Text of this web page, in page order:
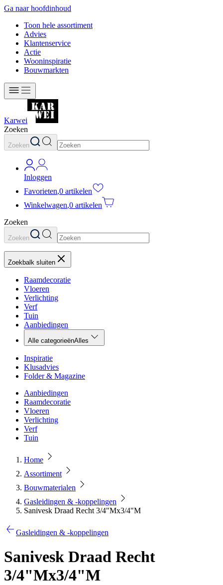
Ga naar hoofdinhoud
Toon hele assortiment
Advies
Klantenservice
Actie
Wooninspiratie
Bouwmarkten
Karwei
Zoeken
Zoeken
Inloggen
Favorieten,0 artikelen
Winkelwagen,0 artikelen
Zoeken
Zoeken
Zoekbalk sluiten
Raamdecoratie
Vloeren
Verlichting
Verf
Tuin
Aanbiedingen
Alle categorieënAlles
Inspiratie
Klusadvies
Folder & Magazine
Aanbiedingen
Raamdecoratie
Vloeren
Verlichting
Verf
Tuin
Home
Assortiment
Bouwmaterialen
Gasleidingen & -koppelingen
Sanivesk Draad Recht 3/4"Mx3/4"M
Gasleidingen & -koppelingen
Sanivesk Draad Recht
3/4"Mx3/4"M